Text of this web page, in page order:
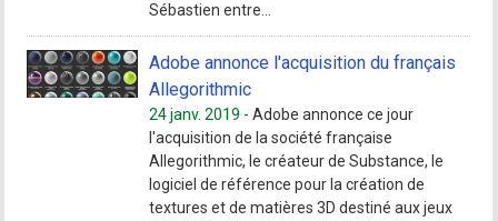
Sébastien entre...
Adobe annonce l'acquisition du français
Allegorithmic
24 janv. 2019 -Adobe annonce ce jour
l'acquisition de la société française
Allegorithmic, le créateur de Substance, le
logiciel de référence pour la création de
textures et de matières 3D destiné aux jeux